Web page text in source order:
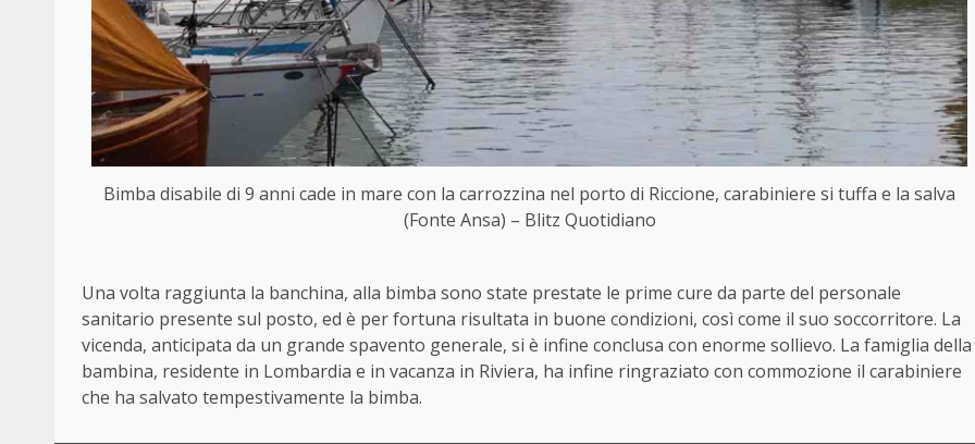
Bimba disabile di 9 anni cade in mare con la carrozzina nel porto di Riccione, carabiniere si tuffa e la salva
(Fonte Ansa) – Blitz Quotidiano
Una volta raggiunta la banchina, alla bimba sono state prestate le prime cure da parte del personale
sanitario presente sul posto, ed è per fortuna risultata in buone condizioni, così come il suo soccorritore. La
vicenda, anticipata da un grande spavento generale, si è infine conclusa con enorme sollievo. La famiglia della
bambina, residente in Lombardia e in vacanza in Riviera, ha infine ringraziato con commozione il carabiniere
che ha salvato tempestivamente la bimba.